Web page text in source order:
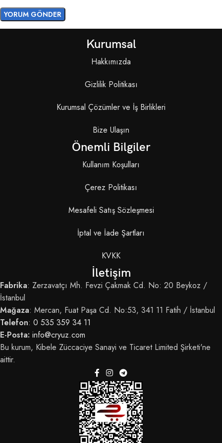
Kurumsal
Hakkımızda
Gizlilik Politikası
Kurumsal Çözümler ve İş Birlikleri
Bize Ulaşın
Önemli Bilgiler
Kullanım Koşulları
Çerez Politikası
Mesafeli Satış Sözleşmesi
İptal ve İade Şartları
KVKK
İletişim
Fabrika: Zerzavatçı Mh. Fevzi Çakmak Cd. No: 20 Beykoz /
İstanbul
Mağaza: Mercan, Fuat Paşa Cd. No:53, 341 11 Fatih / İstanbul
Telefon: 0 535 359 34 11
E-Posta: info@cryuz.com
Bu kurum, Kibele Züccaciye Sanayi ve Ticaret Limited Şirketi'ne
aittir.